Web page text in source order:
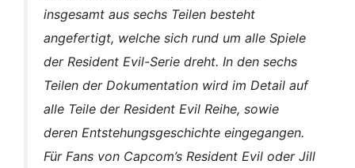
insgesamt aus sechs Teilen besteht
angefertigt, welche sich rund um alle Spiele
der Resident Evil-Serie dreht. In den sechs
Teilen der Dokumentation wird im Detail auf
alle Teile der Resident Evil Reihe, sowie
deren Entstehungsgeschichte eingegangen.
Für Fans von Capcom’s Resident Evil oder Jill